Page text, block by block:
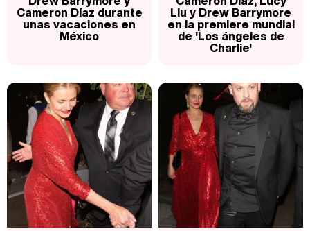
Cameron Díaz durante
unas vacaciones en
México
Liu y Drew Barrymore
en la premiere mundial
de 'Los ángeles de
Charlie'